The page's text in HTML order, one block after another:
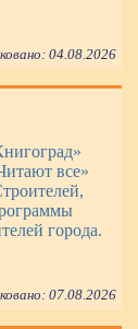
04.08.2026
все»
города.
07.08.2026